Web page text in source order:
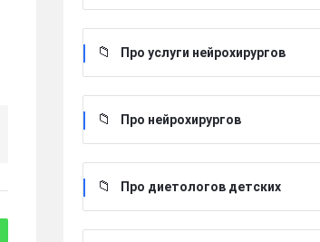
Про услуги нейрохирургов
Про нейрохирургов
Про диетологов детских